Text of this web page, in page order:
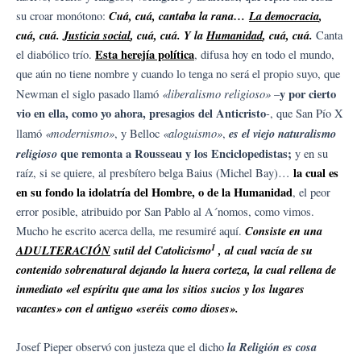
su croar monótono: Cuá, cuá, cantaba la rana…La democracia,
cuá, cuá.Justicia social, cuá, cuá. Y laHumanidad, cuá, cuá. Canta
el diabólico trío. Esta herejía política, difusa hoy en todo el mundo,
que aún no tiene nombre y cuando lo tenga no será el propio suyo, que
Newman el siglo pasado llamó «liberalismo religioso» –y por cierto
vio en ella, como yo ahora, presagios del Anticristo-, que San Pío X
llamó «modernismo», y Belloc «aloguismo», es el viejo naturalismo
religiosoque remonta a Rousseau y los Enciclopedistas; y en su
raíz, si se quiere, al presbítero belga Baius (Michel Bay)… la cual es
en su fondo la idolatría del Hombre, o de la Humanidad, el peor
error posible, atribuido por San Pablo al A´nomos, como vimos.
Mucho he escrito acerca della, me resumiré aquí. Consiste en una
ADULTERACIÓNsutil del Catolicismo1 , al cual vacía de su
contenido sobrenatural dejando la huera corteza, la cual rellena de
inmediato «el espíritu que ama los sitios sucios y los lugares
vacantes» con el antiguo «seréis como dioses».
Josef Pieper observó con justeza que el dicho la Religión es cosa